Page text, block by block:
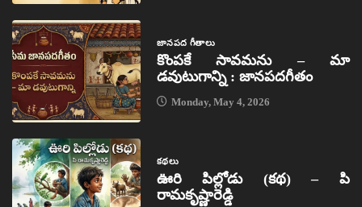
జానపద గీతాలు
కొంపకే సావమను – మా
డవుటుగాన్ని : జానపదగీతం
Monday, May 4, 2026
కథలు
ఊరి పిల్లోడు (కథ) – పి
రామకృష్ణారెడ్డి